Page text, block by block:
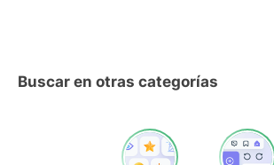
Buscar en otras categorías